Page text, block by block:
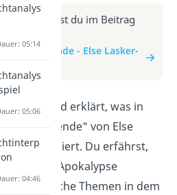
Infos erhältst du im Beitrag
Weltende - Else Lasker-
Video wird erklärt, was in
"Weltende" von Else
passiert. Du erfährst,
Autorin die Apokalypse
und welche Themen in dem
05:14
05:06
04:46